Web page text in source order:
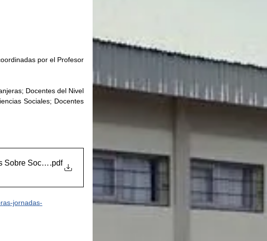
por el Profesor
Docentes del Nivel
Sociales; Docentes
Sociedades Antiguas (1)
.pdf
jornadas-